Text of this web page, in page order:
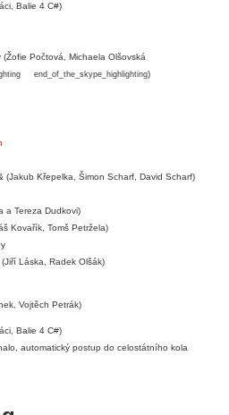
Balie 4 C#)
Počtová, Michaela Olšovská
end_of_the_skype_highlighting)
(Jakub Křepelka, Šimon Scharf, David Scharf)
a Tereza Dudkovi)
Kovařík, Tomš Petržela)
Láska, Radek Olšák)
Vojtěch Petrák)
Balie 4 C#)
automatický postup do celostátního kola